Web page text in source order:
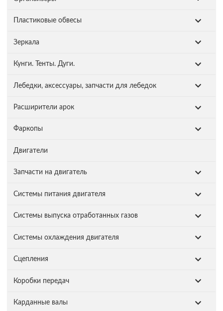
Пластиковые обвесы
Зеркала
Кунги. Тенты. Дуги.
Лебедки, аксессуары, запчасти для лебедок
Расширители арок
Фаркопы
Двигатели
Запчасти на двигатель
Системы питания двигателя
Системы выпуска отработанных газов
Системы охлаждения двигателя
Сцепления
Коробки передач
Карданные валы